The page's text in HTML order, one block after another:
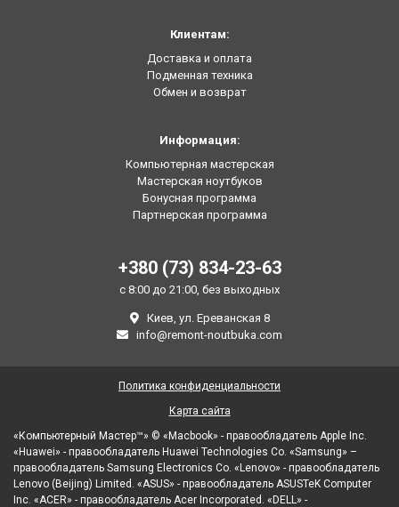
Клиентам:
Доставка и оплата
Подменная техника
Обмен и возврат
Информация:
Компьютерная мастерская
Мастерская ноутбуков
Бонусная программа
Партнерская программа
+380 (73) 834-23-63
с 8:00 до 21:00, без выходных
Киев, ул. Ереванская 8
info@remont-noutbuka.com
«Компьютерный Мастер™» © «Macbook» - правообладатель Apple Inc.
«Huawei» - правообладатель Huawei Technologies Co. «Samsung» –
правообладатель Samsung Electronics Co. «Lenovo» - правообладатель
Lenovo (Beijing) Limited. «ASUS» - правообладатель ASUSTeK Computer
Inc. «ACER» - правообладатель Acer Incorporated. «DELL» -
Политика конфиденциальности
Карта сайта